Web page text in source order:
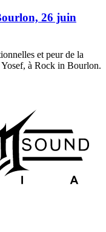
26 juin
et peur de la
à Rock in Bourlon.